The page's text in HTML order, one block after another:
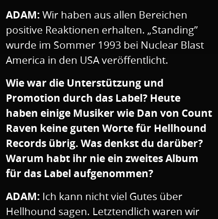
ADAM: Wir haben aus allen Bereichen
positive Reaktionen erhalten. „Standing”
wurde im Sommer 1993 bei Nuclear Blast
America in den USA veröffentlicht.
Wie war die Unterstützung und
Promotion durch das Label? Heute
haben einige Musiker wie Dan von Count
Raven keine guten Worte für Hellhound
Records übrig. Was denkst du darüber?
Warum habt ihr nie ein zweites Album
für das Label aufgenommen?
ADAM: Ich kann nicht viel Gutes über
Hellhound sagen. Letztendlich waren wir